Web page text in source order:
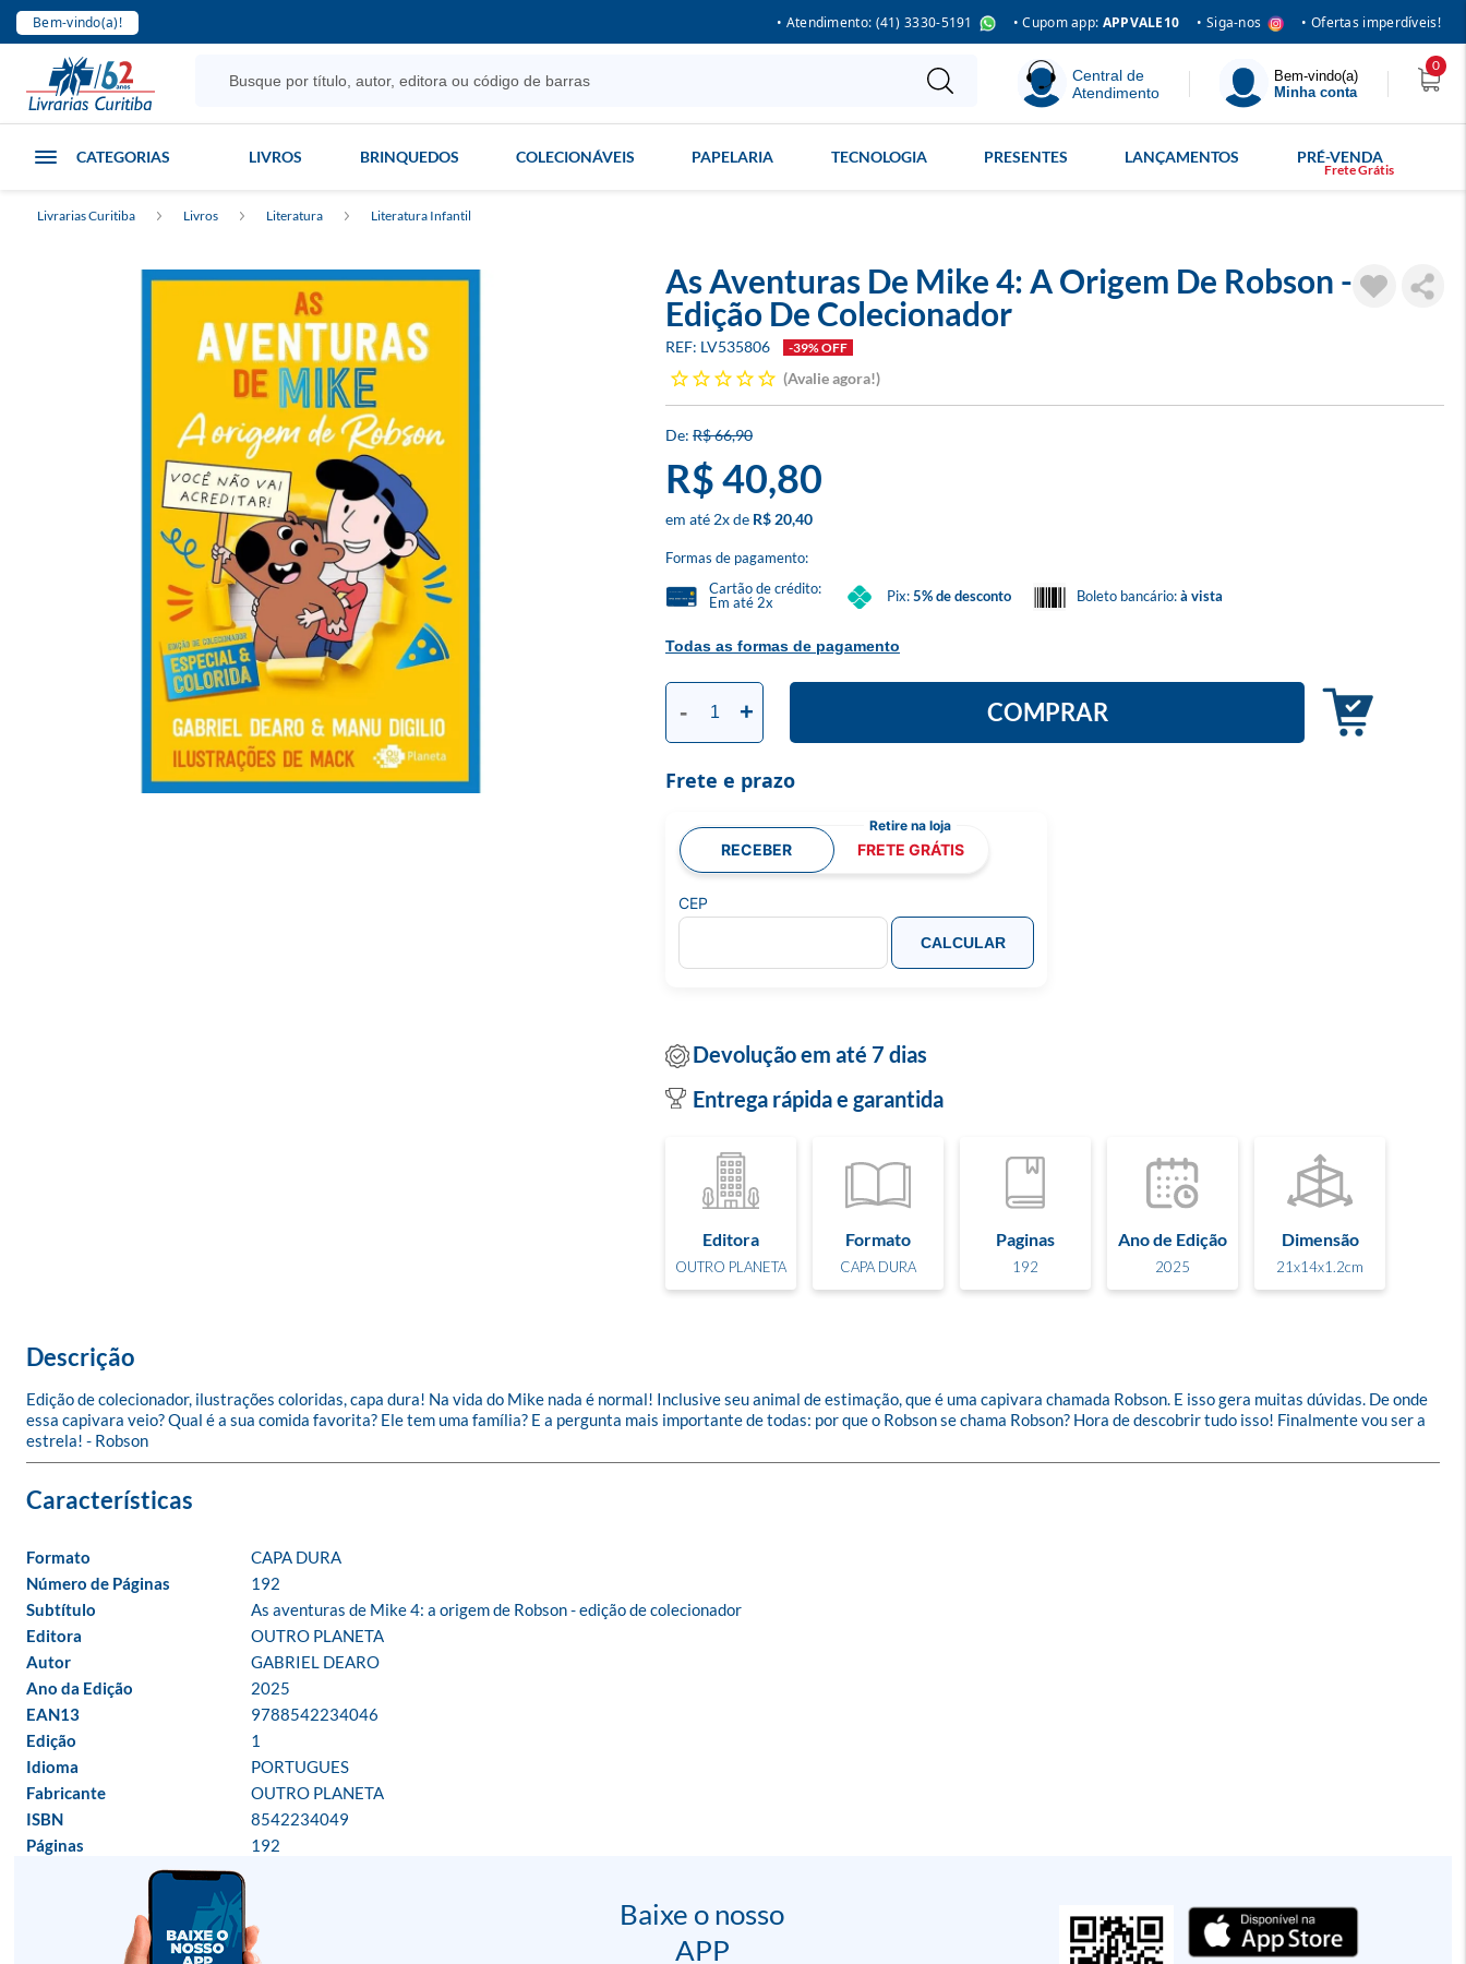
Bem-vindo(a)! • Atendimento: (41) 3330-5191 • Cupom app: APPVALE10 • Siga-nos • Ofertas imperdíveis!
Central de
Atendimento
Bem-vindo(a)
Minha conta
0
CATEGORIAS LIVROS BRINQUEDOS COLECIONÁVEIS PAPELARIA TECNOLOGIA PRESENTES LANÇAMENTOS PRÉ-VENDA
Livrarias Curitiba Livros Literatura Literatura Infantil
As Aventuras De Mike 4: A Origem De Robson -
Edição De Colecionador
LV535806 -39% OFF
Avalie agora!
R$ 66,90
R$ 40,80
2x R$ 20,40
Formas de pagamento:
Todas as formas de pagamento
Cartão de crédito:
Em até 2x
Pix:5% de desconto Boleto bancário:à vista
- + COMPRAR
Frete e prazo
RECEBER FRETE GRÁTIS
CEP
CALCULAR
Devolução em até 7 dias
Entrega rápida e garantida
Editora
OUTRO PLANETA
Formato
CAPA DURA
Paginas
192
Ano de Edição
2025
Dimensão
21x14x1.2cm
Descrição
Edição de colecionador, ilustrações coloridas, capa dura! Na vida do Mike nada é normal! Inclusive seu animal de estimação, que é uma capivara chamada Robson. E isso gera muitas dúvidas. De onde
essa capivara veio? Qual é a sua comida favorita? Ele tem uma família? E a pergunta mais importante de todas: por que o Robson se chama Robson? Hora de descobrir tudo isso! Finalmente vou ser a
estrela! - Robson
Formato
CAPA DURA
Número de Páginas
192
Subtítulo
As aventuras de Mike 4: a origem de Robson - edição de colecionador
Editora
OUTRO PLANETA
Autor
GABRIEL DEARO
Ano da Edição
2025
EAN13
9788542234046
Edição
1
Idioma
PORTUGUES
Fabricante
OUTRO PLANETA
ISBN
8542234049
Páginas
192
Baixe o nosso
APP